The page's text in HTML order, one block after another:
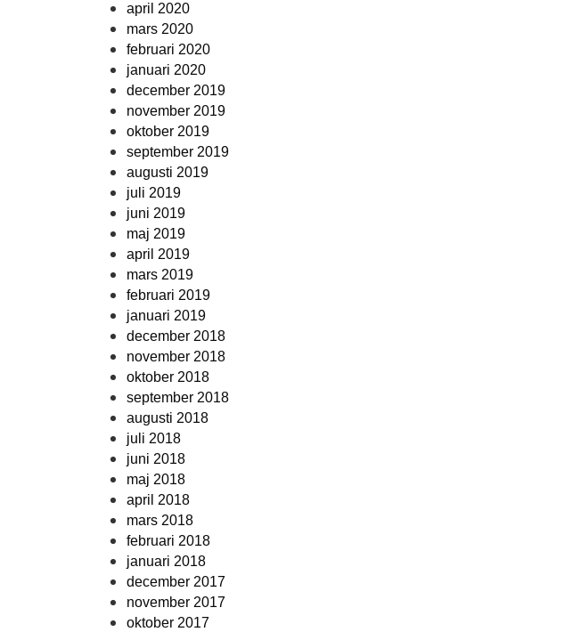
april 2020
mars 2020
februari 2020
januari 2020
december 2019
november 2019
oktober 2019
september 2019
augusti 2019
juli 2019
juni 2019
maj 2019
april 2019
mars 2019
februari 2019
januari 2019
december 2018
november 2018
oktober 2018
september 2018
augusti 2018
juli 2018
juni 2018
maj 2018
april 2018
mars 2018
februari 2018
januari 2018
december 2017
november 2017
oktober 2017